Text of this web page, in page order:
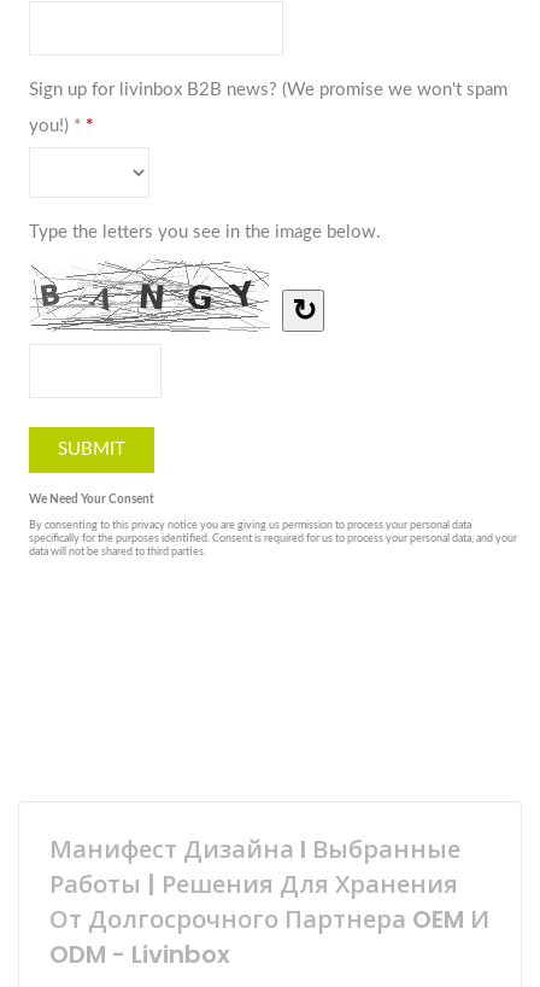
Манифест Дизайна I Выбранные
Работы | Решения Для Хранения
От Долгосрочного Партнера OEM И
ODM - Livinbox